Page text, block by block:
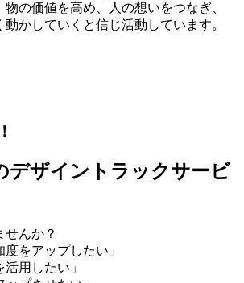
の価値を高め、人の想いをつなぎ、
かしていくと信じ活動しています。
デザイントラックサービ
せんか？
度をアップしたい」
活用したい」